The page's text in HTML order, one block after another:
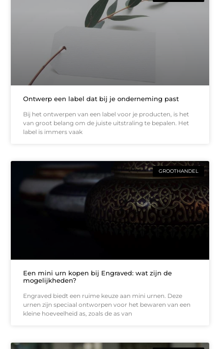
Ontwerp een label dat bij je onderneming past
Bij het ontwerpen van een label voor je producten, is het
van groot belang om de juiste uitstraling te bepalen. Het
label is immers vaak
GROOTHANDEL
Een mini urn kopen bij Engraved: wat zijn de
mogelijkheden?
Engraved biedt een ruime keuze aan mini urnen. Deze
urnen zijn speciaal ontworpen voor het bewaren van een
kleine hoeveelheid as, zoals de as van